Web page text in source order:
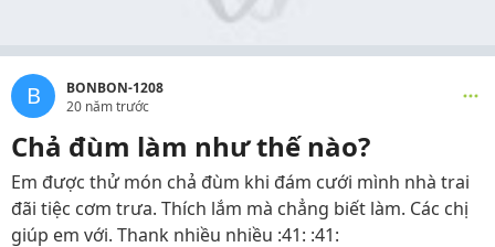
B
BONBON-1208
20 năm trước
Chả đùm làm như thế nào?
Em được thử món chả đùm khi đám cưới mình nhà trai
đãi tiệc cơm trưa. Thích lắm mà chẳng biết làm. Các chị
giúp em với. Thank nhiều nhiều :41: :41: